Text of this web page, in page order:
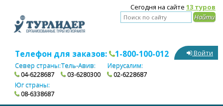
Сегодня на сайте 13 туров
Телефон для заказов: 1-800-100-012
Север страны:
04-6228687
Тель-Авив:
03-6280300
Иерусалим:
02-6228687
Юг страны:
08-6338687
Войти